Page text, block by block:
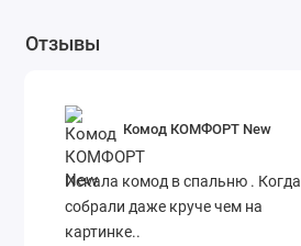
Отзывы
Комод КОМФОРТ New
Искала комод в спальню . Когда
собрали даже круче чем на
картинке..